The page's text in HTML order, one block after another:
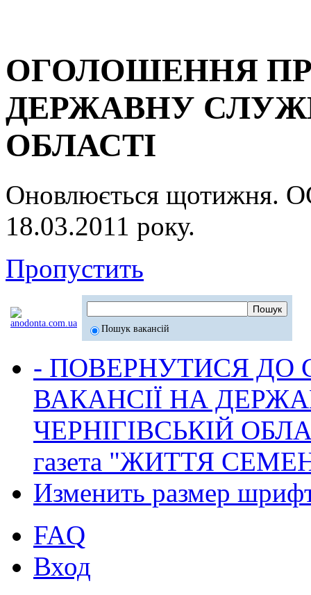
ОГОЛОШЕННЯ
ДЕРЖАВНУ
ОБЛАСТІ
Оновлюється
18.03.2011 року.
Пропустить
Пошук вакансій
- ПОВЕРНУТИСЯ ДО
ВАКАНСІЇ НА
ЧЕРНІГІВСЬКІЙ
газета "ЖИТТЯ
Изменить размер
FAQ
Вход